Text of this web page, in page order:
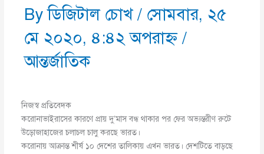
Byডিজিটাল চোখ/ সোমবার, ২৫
মে ২০২০, ৪:৪২ অপরাহ্ণ/
আন্তর্জাতিক
নিজস্ব প্রতিবেদক
করোনাভাইরাসের কারণে প্রায় দু’মাস বন্ধ থাকার পর ফের অভ্যন্তরীণ রুটে
উড়োজাহাজের চলাচল চালু করছে ভারত।
করোনায় আক্রান্ত শীর্ষ ১০ দেশের তালিকায় এখন ভারত। দেশটিতে বাড়ছে